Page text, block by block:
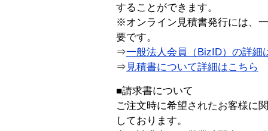
することができます。
※オンライン見積書発行には、
要です。
⇒一般法人会員（BizID）の詳細
⇒ 見積書について詳細はこちら
■請求書について
ご注文時に希望されたお客様に
しております。